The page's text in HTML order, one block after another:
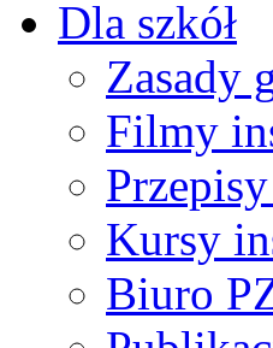
Dla szkół
Zasady
Filmy
Kursy
Biuro